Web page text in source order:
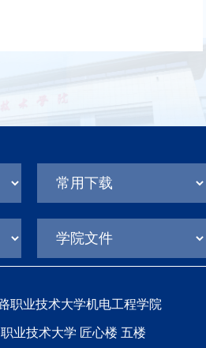
职业技术大学机电工程学院
业技术大学 匠心楼 五楼